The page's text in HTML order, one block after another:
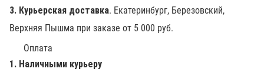
3. Курьерская доставка. Екатеринбург, Березовский,
Верхняя Пышма при заказе от 5 000 руб.
Оплата
1. Наличными курьеру